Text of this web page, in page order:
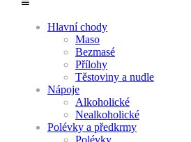
Hlavní chody
Maso
Bezmasé
Přílohy
Těstoviny a nudle
Nápoje
Alkoholické
Nealkoholické
Polévky a předkrmy
Polévky